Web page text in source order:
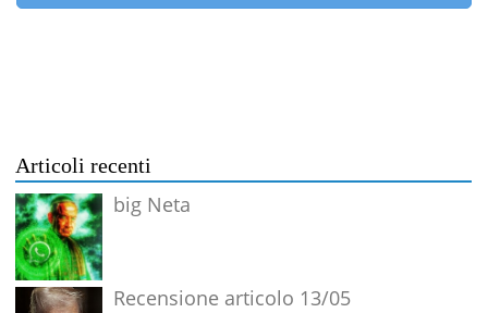
Articoli recenti
big Neta
Recensione articolo 13/05